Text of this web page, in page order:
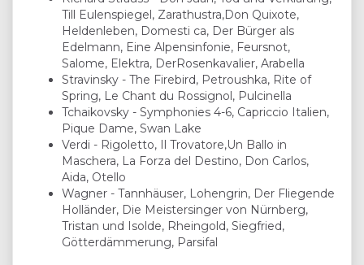
Till Eulenspiegel, Zarathustra,Don Quixote,
Heldenleben, Domesti ca, Der Bürger als
Edelmann, Eine Alpensinfonie, Feursnot,
Salome, Elektra, DerRosenkavalier, Arabella
Stravinsky - The Firebird, Petroushka, Rite of
Spring, Le Chant du Rossignol, Pulcinella
Tchaikovsky - Symphonies 4-6, Capriccio Italien,
Pique Dame, Swan Lake
Verdi - Rigoletto, Il Trovatore,Un Ballo in
Maschera, La Forza del Destino, Don Carlos,
Aida, Otello
Wagner - Tannhäuser, Lohengrin, Der Fliegende
Holländer, Die Meistersinger von Nürnberg,
Tristan und Isolde, Rheingold, Siegfried,
Götterdämmerung, Parsifal